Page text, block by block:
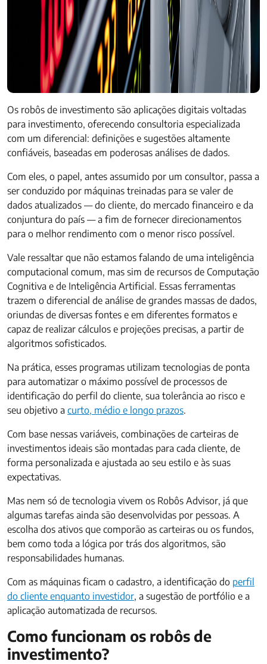
Os robôs de investimento são aplicações digitais voltadas
para investimento, oferecendo consultoria especializada
com um diferencial: definições e sugestões altamente
confiáveis, baseadas em poderosas análises de dados.
Com eles, o papel, antes assumido por um consultor, passa a
ser conduzido por máquinas treinadas para se valer de
dados atualizados — do cliente, do mercado financeiro e da
conjuntura do país — a fim de fornecer direcionamentos
para o melhor rendimento com o menor risco possível.
Vale ressaltar que não estamos falando de uma inteligência
computacional comum, mas sim de recursos de Computação
Cognitiva e de Inteligência Artificial. Essas ferramentas
trazem o diferencial de análise de grandes massas de dados,
oriundas de diversas fontes e em diferentes formatos e
capaz de realizar cálculos e projeções precisas, a partir de
algoritmos sofisticados.
Na prática, esses programas utilizam tecnologias de ponta
para automatizar o máximo possível de processos de
identificação do perfil do cliente, sua tolerância ao risco e
seu objetivo a curto, médio e longo prazos.
Com base nessas variáveis, combinações de carteiras de
investimentos ideais são montadas para cada cliente, de
forma personalizada e ajustada ao seu estilo e às suas
expectativas.
Mas nem só de tecnologia vivem os Robôs Advisor, já que
algumas tarefas ainda são desenvolvidas por pessoas. A
escolha dos ativos que comporão as carteiras ou os fundos,
bem como toda a lógica por trás dos algoritmos, são
responsabilidades humanas.
Com as máquinas ficam o cadastro, a identificação do perfil
do cliente enquanto investidor, a sugestão de portfólio e a
aplicação automatizada de recursos.
Como funcionam os robôs de
investimento?